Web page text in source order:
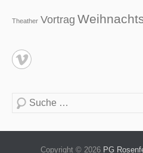
Theather Vortrag
Suche
Copyright © 2026 PG